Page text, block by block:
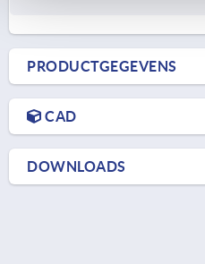
PRODUCTGEGEVENS
CAD
DOWNLOADS